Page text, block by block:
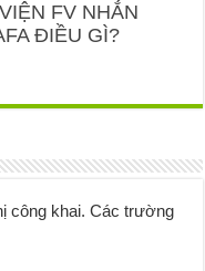
FV NHẮN
ĐIỀU GÌ?
công khai. Các trường